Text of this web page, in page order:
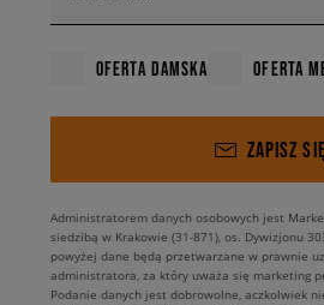
OFERTA DAMSKA OFERTA
ZAPISZ SIĘ
Administratorem danych osobowych jest
siedzibą w Krakowie (31-871), os. Dywizjonu
powyżej dane będą przetwarzane w prawnie
administratora, za który uważa się marketing
Podanie danych jest dobrowolne, aczkolwiek